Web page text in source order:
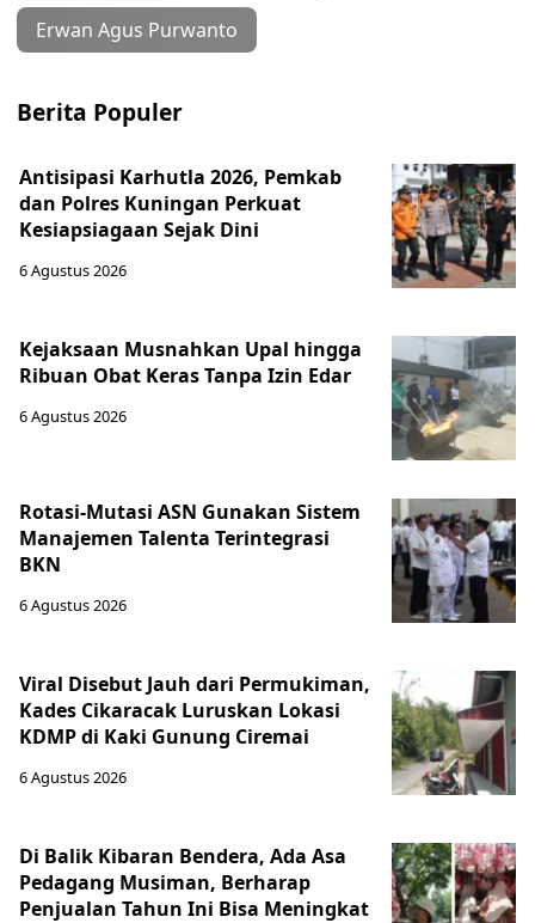
Erwan Agus Purwanto
Berita Populer
Antisipasi Karhutla 2026, Pemkab
dan Polres Kuningan Perkuat
Kesiapsiagaan Sejak Dini
6 Agustus 2026
Kejaksaan Musnahkan Upal hingga
Ribuan Obat Keras Tanpa Izin Edar
6 Agustus 2026
Rotasi-Mutasi ASN Gunakan Sistem
Manajemen Talenta Terintegrasi
BKN
6 Agustus 2026
Viral Disebut Jauh dari Permukiman,
Kades Cikaracak Luruskan Lokasi
KDMP di Kaki Gunung Ciremai
6 Agustus 2026
Di Balik Kibaran Bendera, Ada Asa
Pedagang Musiman, Berharap
Penjualan Tahun Ini Bisa Meningkat